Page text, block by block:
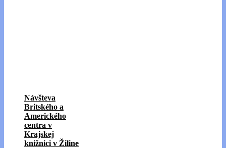
Návšteva
Britského a
Amerického
centra v
Krajskej
knižnici v Žiline